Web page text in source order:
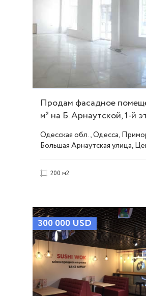
Продам фасадное
м² на Б. Арнаутской, 1-й
38834
Одесская обл., Одесса,
Большая Арнаутская улица,
200 м2
300 000 USD